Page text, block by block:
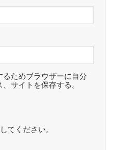
ためブラウザーに自分
サイトを保存する。
てください。